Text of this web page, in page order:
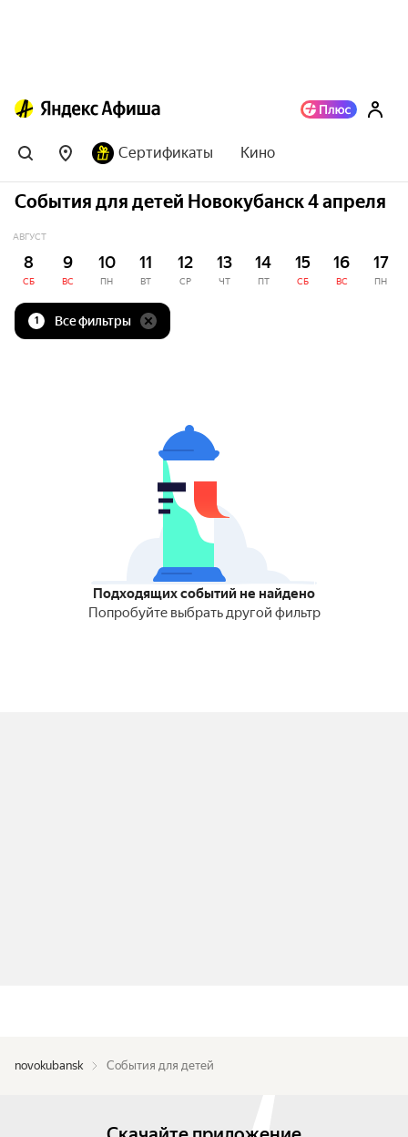
Сертификаты Кино
События для детей Новокубанск 4 апреля
АВГУСТ
8
СБ
9
ВС
10
ПН
11
ВТ
12
СР
13
ЧТ
14
ПТ
15
СБ
16
ВС
17
ПН
1 Все фильтры
Подходящих событий не найдено
Попробуйте выбрать другой фильтр
novokubansk События для детей